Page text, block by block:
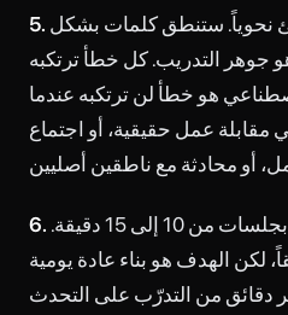
ستنطق كلمات بشكل
جوهر التدريب. كل خطأ ترتكبه
هو خطأ لن ترتكبه عندما
مقابلة عمل حقيقية، أو اجتماع
ابدأ بجلسات من 10 إلى 15 دقيقة.
لكن الهدف هو بناء عادة يومية
دقائق من التدرّب على التحدث